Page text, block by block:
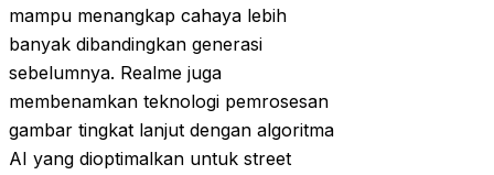
mampu menangkap cahaya lebih
banyak dibandingkan generasi
sebelumnya. Realme juga
membenamkan teknologi pemrosesan
gambar tingkat lanjut dengan algoritma
AI yang dioptimalkan untuk street